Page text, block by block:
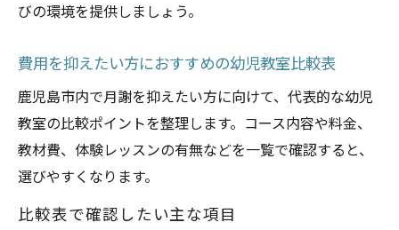
びの環境を提供しましょう。
費用を抑えたい方におすすめの幼児教室比較表
鹿児島市内で月謝を抑えたい方に向けて、代表的な幼児
教室の比較ポイントを整理します。コース内容や料金、
教材費、体験レッスンの有無などを一覧で確認すると、
選びやすくなります。
比較表で確認したい主な項目